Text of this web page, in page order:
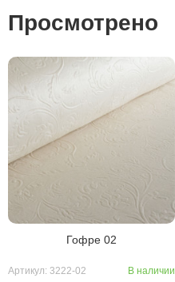
Просмотрено
Гофре 02
Артикул: 3222-02 В наличии